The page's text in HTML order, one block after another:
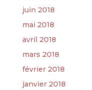
juin 2018
mai 2018
avril 2018
mars 2018
février 2018
janvier 2018